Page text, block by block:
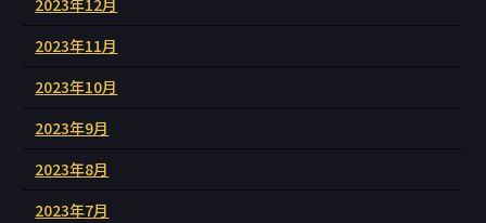
2023年12月
2023年11月
2023年10月
2023年9月
2023年8月
2023年7月